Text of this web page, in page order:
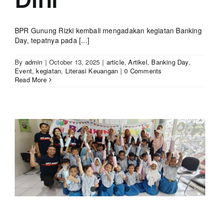
BPR Gunung Rizki kembali mengadakan kegiatan Banking
Day, tepatnya pada [...]
By admin | October 13, 2025 | article,Artikel, Banking Day,
Event,kegiatan, Literasi Keuangan | 0 Comments
Read More